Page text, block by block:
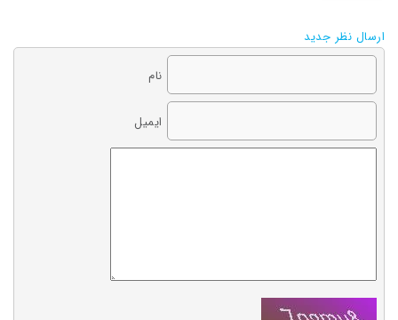
ارسال نظر جدید
نام
ایمیل